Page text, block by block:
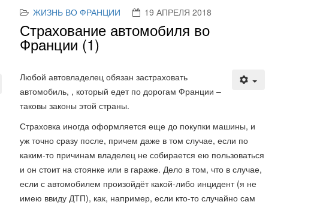
ЖИЗНЬ ВО ФРАНЦИИ 19 АПРЕЛЯ 2018
Страхование автомобиля во
Франции (1)
Любой автовладелец обязан застраховать
автомобиль, , который едет по дорогам Франции –
таковы законы этой страны.
Страховка иногда оформляется еще до покупки машины, и
уж точно сразу после, причем даже в том случае, если по
каким-то причинам владелец не собирается ею пользоваться
и он стоит на стоянке или в гараже. Дело в том, что в случае,
если с автомобилем произойдёт какой-либо инцидент (я не
имею ввиду ДТП), как, например, если кто-то случайно сам